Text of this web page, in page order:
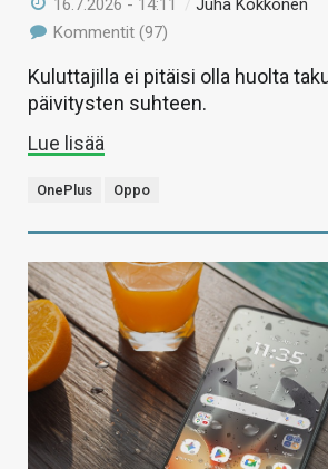
16.7.2026 - 14:11 /Juha Kokkonen
Kommentit (97)
Kuluttajilla ei pitäisi olla huolta
päivitysten suhteen.
Lue lisää
OnePlus Oppo